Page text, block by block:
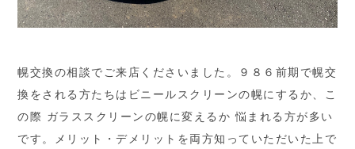
幌交換の相談でご来店くださいました。９８６前期で幌交
換をされる方たちはビニールスクリーンの幌にするか、こ
の際 ガラススクリーンの幌に変えるか 悩まれる方が多い
です。メリット・デメリットを両方知っていただいた上で